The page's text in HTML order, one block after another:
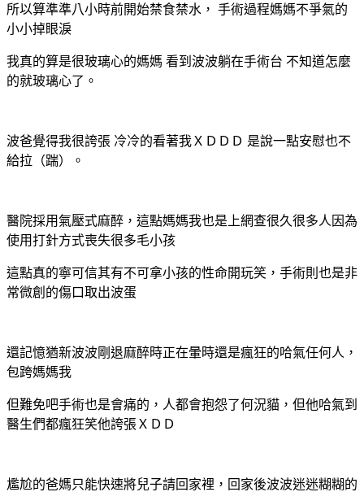
所以算準準八小時前開始禁食禁水， 手術過程媽媽不爭氣的
小小掉眼淚
我真的算是很玻璃心的媽媽 看到波波躺在手術台 不知道怎麼
的就玻璃心了。
波爸覺得我很誇張 冷冷的看著我ＸＤＤＤ 是說一點安慰也不
給拉（踹）。
醫院採用氣壓式麻醉，這點媽媽我也是上網查很久很多人因為
使用打針方式喪失很多毛小孩
這點真的寧可信其有不可拿小孩的性命開玩笑，手術則也是非
常微創的傷口取出波蛋
還記憶猶新波波剛退麻醉時正在暈時還是瘋狂的哈氣任何人，
包跨媽媽我
但難免吧手術也是會痛的，人都會抱怨了何況貓，但他哈氣到
醫生們都瘋狂笑他誇張ＸＤＤ
尷尬的爸媽只能快速將兒子請回家裡，回家後波波迷迷糊糊的